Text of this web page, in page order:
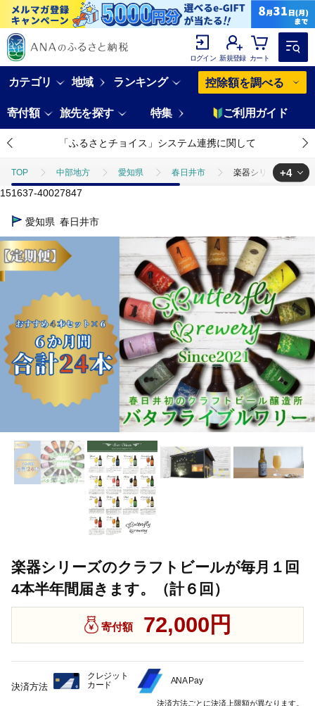
ログイン 新規登録 カート
カテゴリ 地域 ランキング 控除額を調べる
寄付額 旅先を探す 特集 ご利用ガイド
「ふるさとチョイス」システム連携に関して
TOP 中部地方 愛知県 春日井市 楽器シリーズのクラ
TOP 定期便
TOP 定期便
TOP 楽器シリーズのクラフトビールが毎月１回4本半年間届き
楽器シリーズのクラフトビールが毎月１回
+4
151637-40027847
愛知県 春日井市
楽器シリーズのクラフトビールが毎月１回
4本半年間届きます。（計６回）
寄付額 72,000円
決済方法
クレジット
カード
ANA Pay
決済方法ごとに決済上限額が異なります。